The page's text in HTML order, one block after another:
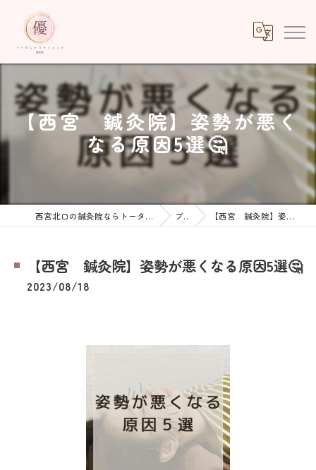
【西宮 鍼灸院】姿勢が悪く
なる原因5選🤔
西宮北口の鍼灸院ならトータルトリートメント優鍼灸院 ブログ 【西宮 鍼灸院】姿勢が悪くなる原因5選🤔
【西宮 鍼灸院】姿勢が悪くなる原因5選🤔
2023/08/18